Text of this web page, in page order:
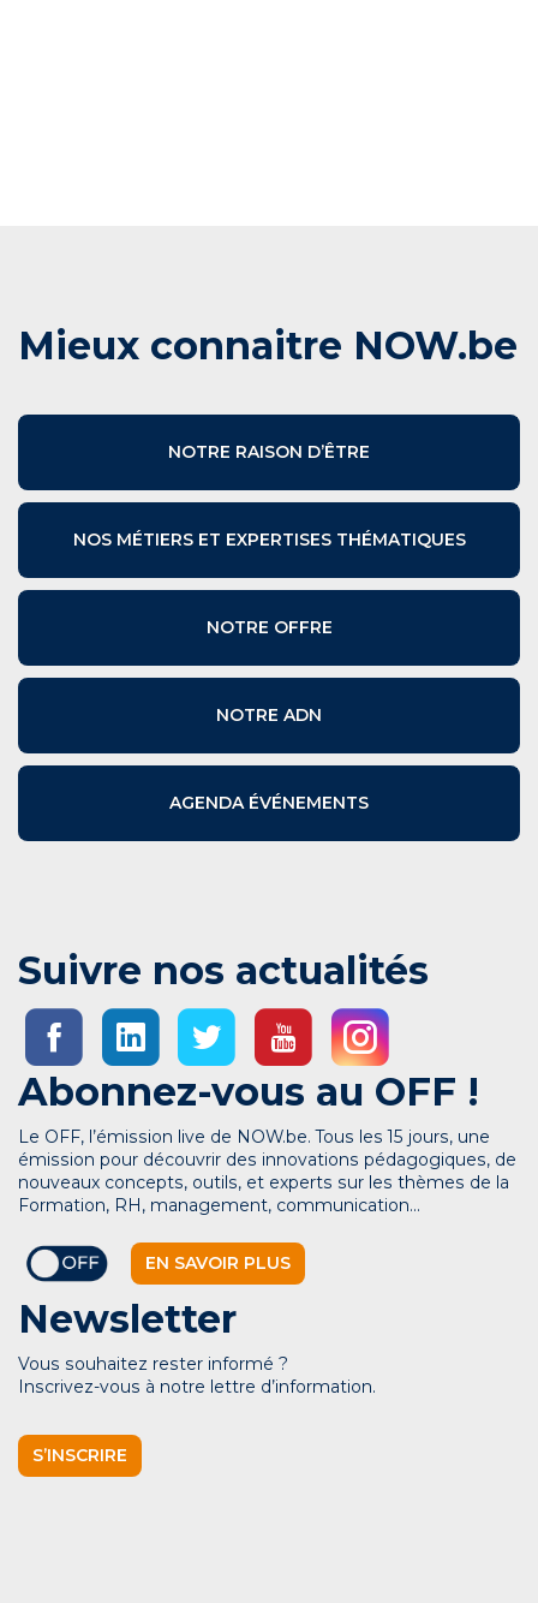
Mieux connaitre NOW.be
NOTRE RAISON D’ÊTRE
NOS MÉTIERS ET EXPERTISES THÉMATIQUES
NOTRE OFFRE
NOTRE ADN
AGENDA ÉVÉNEMENTS
Suivre nos actualités
Abonnez-vous au OFF !
Le OFF, l’émission live de NOW.be. Tous les 15 jours, une
émission pour découvrir des innovations pédagogiques, de
nouveaux concepts, outils, et experts sur les thèmes de la
Formation, RH, management, communication…
EN SAVOIR PLUS
Newsletter
Vous souhaitez rester informé ?
Inscrivez-vous à notre lettre d’information.
S’INSCRIRE